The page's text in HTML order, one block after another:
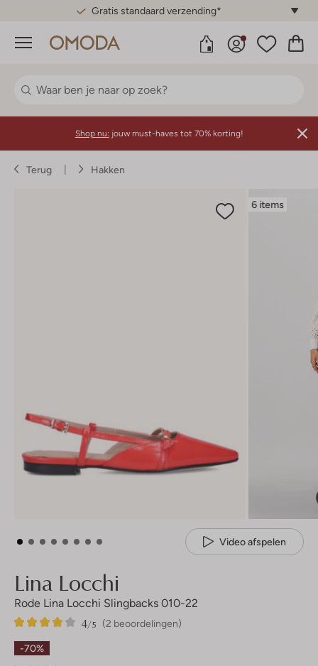
Gratis standaard verzending*
Menu
Shop nu: jouw must-haves tot 70% korting!
Terug Hakken
6 items
Video afspelen
Lina Locchi
Rode Lina Locchi Slingbacks 010-22
(2 beoordelingen)
4/5
2
4
Sterren
-70%